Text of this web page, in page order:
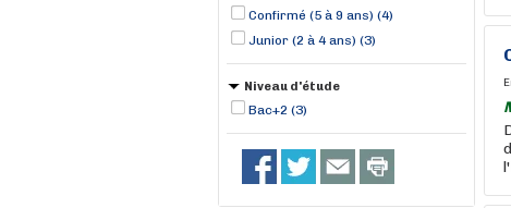
Confirmé (5 à 9 ans) (4)
Junior (2 à 4 ans) (3)
Niveau d'étude
Bac+2 (3)